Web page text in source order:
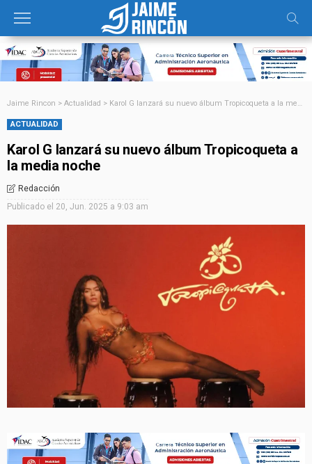
Jaime Rincon > Actualidad > Karol G lanzará su nuevo álbum Tropicoqueta a la media noche
ACTUALIDAD
Karol G lanzará su nuevo álbum Tropicoqueta a
la media noche
Redacción
Publicado el 20, Jun. 2025 a 9:03 am